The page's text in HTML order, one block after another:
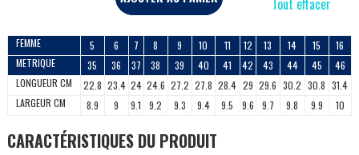
FEMME 5 6 7 8 9 10 11 12 13 14 15
16
METRIQUE
35 36 37 38 39 40 41 42 43 44 45
46
LONGUEUR CM
22.8 23.4 24 24.6 27.2 27.8 28.4 29 29.6 30.2 30.8 31.4
LARGEUR CM
8.9 9 9.1 9.2 9.3 9.4 9.5 9.6 9.7 9.8 9.9 10
CARACTÉRISTIQUES DU PRODUIT